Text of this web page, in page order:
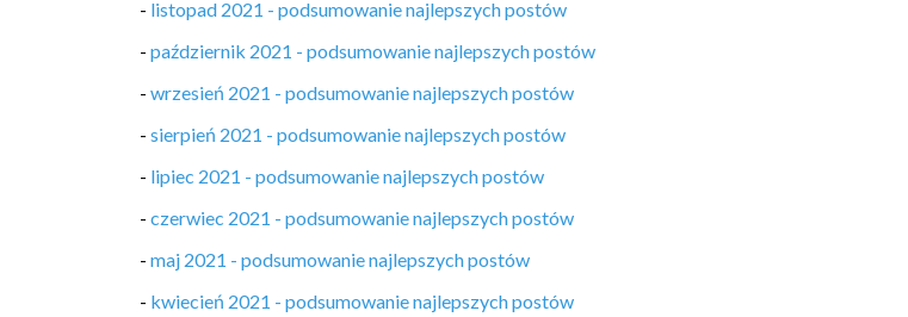
- listopad 2021 - podsumowanie najlepszych postów
- październik 2021 - podsumowanie najlepszych postów
- wrzesień 2021 - podsumowanie najlepszych postów
- sierpień 2021 - podsumowanie najlepszych postów
- lipiec 2021 - podsumowanie najlepszych postów
- czerwiec 2021 - podsumowanie najlepszych postów
- maj 2021 - podsumowanie najlepszych postów
- kwiecień 2021 - podsumowanie najlepszych postów